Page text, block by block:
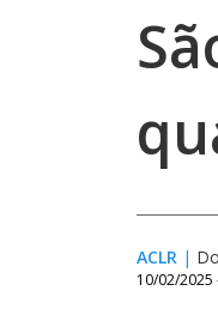
ACLR |
10/02/2025